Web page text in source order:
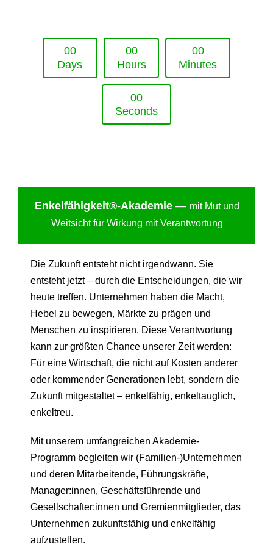
00
Days
00
Hours
00
Minutes
00
Seconds
Enkelfähigkeit®-Akademie — mit Mut und
Weitsicht für Wirkung mit Verantwortung
Die Zukunft entsteht nicht irgendwann. Sie
entsteht jetzt – durch die Entscheidungen, die wir
heute treffen. Unternehmen haben die Macht,
Hebel zu bewegen, Märkte zu prägen und
Menschen zu inspirieren. Diese Verantwortung
kann zur größten Chance unserer Zeit werden:
Für eine Wirtschaft, die nicht auf Kosten anderer
oder kommender Generationen lebt, sondern die
Zukunft mitgestaltet – enkelfähig, enkeltauglich,
enkeltreu.
Mit unserem umfangreichen Akademie-
Programm begleiten wir (Familien-)Unternehmen
und deren Mitarbeitende, Führungskräfte,
Manager:innen, Geschäftsführende und
Gesellschafter:innen und Gremienmitglieder, das
Unternehmen zukunftsfähig und enkelfähig
aufzustellen.